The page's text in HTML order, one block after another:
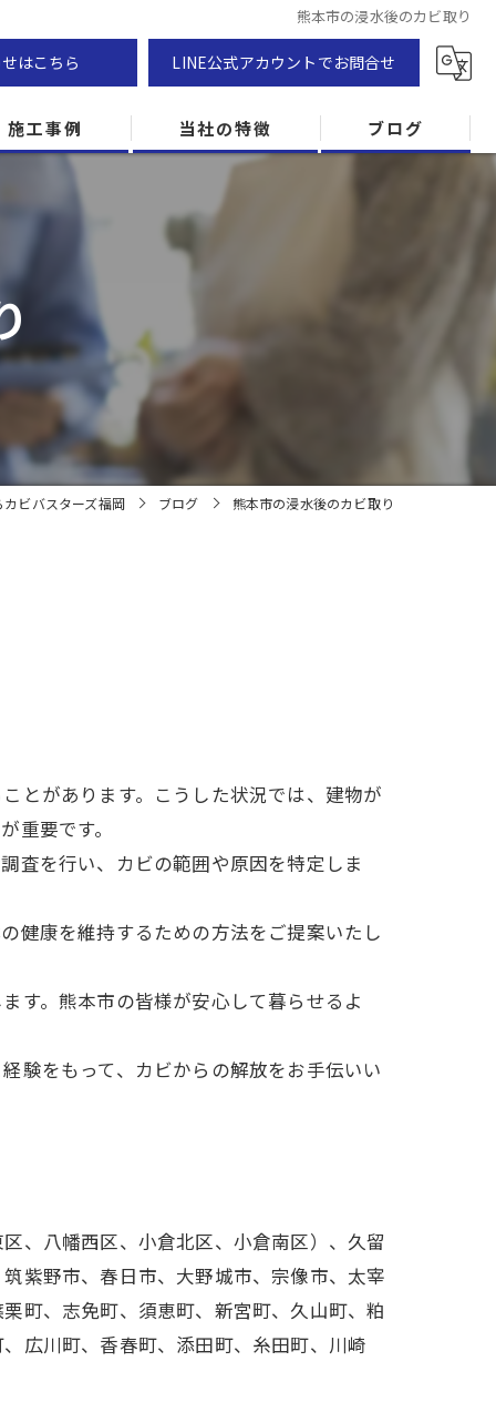
熊本市の浸水後のカビ取り
はこちら LINE公式アカウントでお問合せ
施工事例 当社の特徴
防カビ
ZEH住宅
カビ検査
ブログ
ビバスターズ福岡 ブログ 熊本市の浸水後のカビ取り
とがあります。こうした状況では、建物が
重要です。
査を行い、カビの範囲や原因を特定しま
健康を維持するための方法をご提案いたし
す。熊本市の皆様が安心して暮らせるよ
験をもって、カビからの解放をお手伝いい
、八幡西区、小倉北区、小倉南区）、久留
紫野市、春日市、大野城市、宗像市、太宰
町、志免町、須恵町、新宮町、久山町、粕
広川町、香春町、添田町、糸田町、川崎